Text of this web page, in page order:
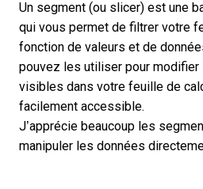
Un segment (ou slicer) est une
qui vous permet de filtrer votre
fonction de valeurs et de
pouvez les utiliser pour modifier
visibles dans votre feuille de
facilement accessible.
J’apprécie beaucoup les
manipuler les données